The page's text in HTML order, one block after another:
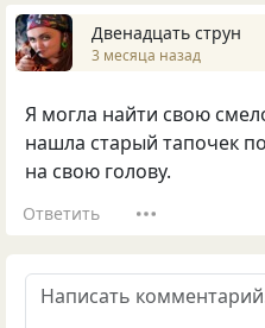
Двенадцать струн
3 месяца назад
Я могла найти свою
нашла старый тапочек
на свою голову.
Ответить